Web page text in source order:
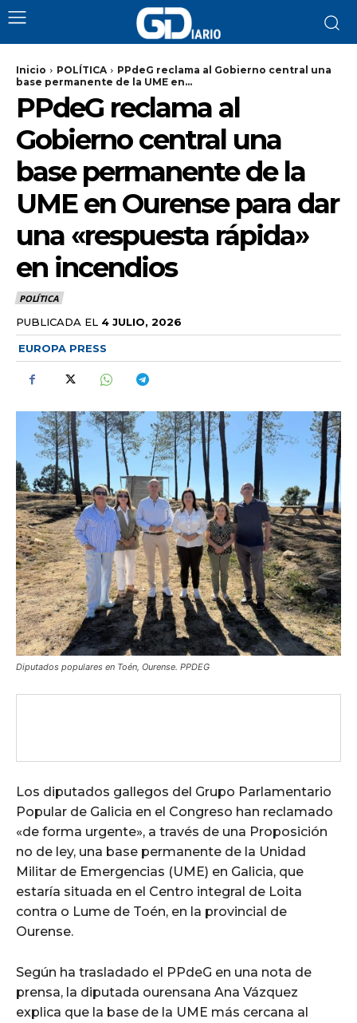
Inicio POLÍTICA
PPdeG reclama al Gobierno central una
base permanente de la UME en...
PPdeG reclama al
Gobierno central una
base permanente de la
UME en Ourense para dar
una «respuesta rápida»
en incendios
POLÍTICA
PUBLICADA EL 4 JULIO, 2026
EUROPA PRESS
Diputados populares en Toén, Ourense. PPDEG
Los diputados gallegos del Grupo Parlamentario
Popular de Galicia en el Congreso han reclamado
«de forma urgente», a través de una Proposición
no de ley, una base permanente de la Unidad
Militar de Emergencias (UME) en Galicia, que
estaría situada en el Centro integral de Loita
contra o Lume de Toén, en la provincial de
Ourense.
Según ha trasladado el PPdeG en una nota de
prensa, la diputada ourensana Ana Vázquez
explica que la base de la UME más cercana al